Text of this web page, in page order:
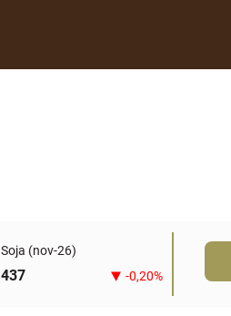
Soja (nov-26)
437 -0,20%